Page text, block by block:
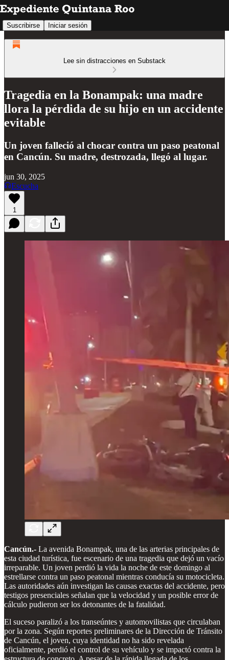
Suscribirse Iniciar sesión
Lee sin distracciones en Substack
Tragedia en la Bonampak: una madre
llora la pérdida de su hijo en un accidente
evitable
Un joven falleció al chocar contra un paso peatonal
en Cancún. Su madre, destrozada, llegó al lugar.
jun 30, 2025
Escucha
1
Cancún.- La avenida Bonampak, una de las arterias principales de
esta ciudad turística, fue escenario de una tragedia que dejó un vacío
irreparable. Un joven perdió la vida la noche de este domingo al
estrellarse contra un paso peatonal mientras conducía su motocicleta.
Las autoridades aún investigan las causas exactas del accidente, pero
testigos presenciales señalan que la velocidad y un posible error de
cálculo pudieron ser los detonantes de la fatalidad.
El suceso paralizó a los transeúntes y automovilistas que circulaban
por la zona. Según reportes preliminares de la Dirección de Tránsito
de Cancún, el joven, cuya identidad no ha sido revelada
oficialmente, perdió el control de su vehículo y se impactó contra la